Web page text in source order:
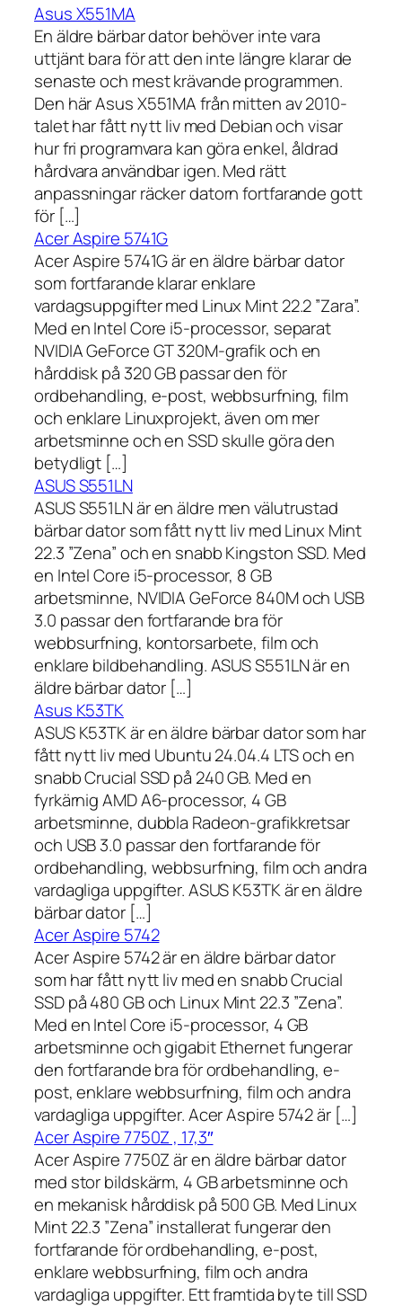
Asus X551MA
En äldre bärbar dator behöver inte vara
uttjänt bara för att den inte längre klarar de
senaste och mest krävande programmen.
Den här Asus X551MA från mitten av 2010-
talet har fått nytt liv med Debian och visar
hur fri programvara kan göra enkel, åldrad
hårdvara användbar igen. Med rätt
anpassningar räcker datorn fortfarande gott
för […]
Acer Aspire 5741G
Acer Aspire 5741G är en äldre bärbar dator
som fortfarande klarar enklare
vardagsuppgifter med Linux Mint 22.2 ”Zara”.
Med en Intel Core i5-processor, separat
NVIDIA GeForce GT 320M-grafik och en
hårddisk på 320 GB passar den för
ordbehandling, e-post, webbsurfning, film
och enklare Linuxprojekt, även om mer
arbetsminne och en SSD skulle göra den
betydligt […]
ASUS S551LN
ASUS S551LN är en äldre men välutrustad
bärbar dator som fått nytt liv med Linux Mint
22.3 ”Zena” och en snabb Kingston SSD. Med
en Intel Core i5-processor, 8 GB
arbetsminne, NVIDIA GeForce 840M och USB
3.0 passar den fortfarande bra för
webbsurfning, kontorsarbete, film och
enklare bildbehandling. ASUS S551LN är en
äldre bärbar dator […]
Asus K53TK
ASUS K53TK är en äldre bärbar dator som har
fått nytt liv med Ubuntu 24.04.4 LTS och en
snabb Crucial SSD på 240 GB. Med en
fyrkärnig AMD A6-processor, 4 GB
arbetsminne, dubbla Radeon-grafikkretsar
och USB 3.0 passar den fortfarande för
ordbehandling, webbsurfning, film och andra
vardagliga uppgifter. ASUS K53TK är en äldre
bärbar dator […]
Acer Aspire 5742
Acer Aspire 5742 är en äldre bärbar dator
som har fått nytt liv med en snabb Crucial
SSD på 480 GB och Linux Mint 22.3 ”Zena”.
Med en Intel Core i5-processor, 4 GB
arbetsminne och gigabit Ethernet fungerar
den fortfarande bra för ordbehandling, e-
post, enklare webbsurfning, film och andra
vardagliga uppgifter. Acer Aspire 5742 är […]
Acer Aspire 7750Z , 17,3″
Acer Aspire 7750Z är en äldre bärbar dator
med stor bildskärm, 4 GB arbetsminne och
en mekanisk hårddisk på 500 GB. Med Linux
Mint 22.3 ”Zena” installerat fungerar den
fortfarande för ordbehandling, e-post,
enklare webbsurfning, film och andra
vardagliga uppgifter. Ett framtida byte till SSD